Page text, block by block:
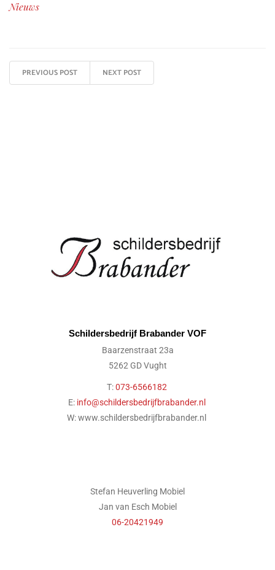
Nieuws
PREVIOUS POST NEXT POST
Schildersbedrijf Brabander VOF
Baarzenstraat 23a
5262 GD Vught
T:073-6566182
E: info@schildersbedrijfbrabander.nl
W: www.schildersbedrijfbrabander.nl
Stefan Heuverling Mobiel
Jan van Esch Mobiel
06-20421949